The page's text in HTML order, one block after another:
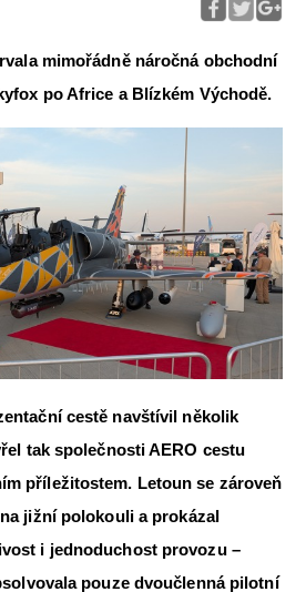
mimořádně náročná obchodní
po Africe a Blízkém Východě.
cestě navštívil několik
tak společnosti AERO cestu
příležitostem. Letoun se zároveň
jižní polokouli a prokázal
i jednoduchost provozu –
pouze dvoučlenná pilotní
Pro piloty
Série & speciály
FR + archiv
Letecká muzea
app
SAFE Guide app
s námi
E-SHOP